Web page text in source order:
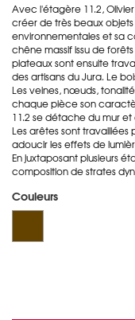
Avec l'étagère 11.2,
créer de très beaux
environnementales et sa
chêne massif issu de
plateaux sont ensuite
des artisans du Jura. Le
Les veines, nœuds,
chaque pièce son
11.2 se détache du mur
Les arêtes sont travaillées
adoucir les effets de
En juxtaposant plusieurs
composition de strates
Couleurs